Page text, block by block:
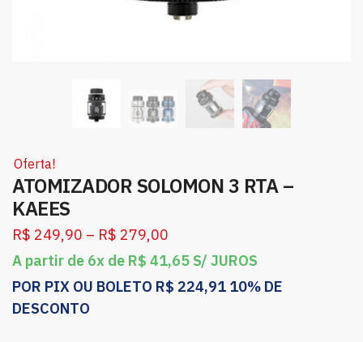
Oferta!
ATOMIZADOR SOLOMON 3 RTA –
KAEES
R$ 249,90 – R$ 279,00
A partir de 6x de R$ 41,65 S/ JUROS
POR PIX OU BOLETO R$ 224,91 10% DE
DESCONTO